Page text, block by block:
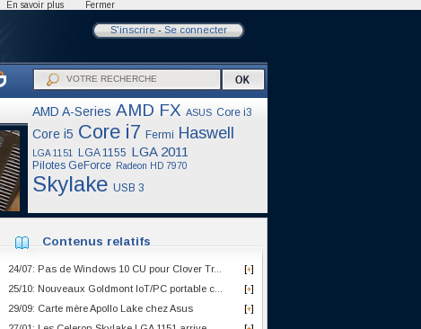
S'inscrire- Se connecter
AMD A-Series AMD FX ASUS Core i3
Core i5 Core i7 Fermi Haswell
LGA 1151 LGA 1155 LGA 2011
Pilotes GeForce Radeon HD 7970
Skylake USB 3
Contenus relatifs
[+]
24/07: Pas de Windows 10 CU pour Clover Tr...
[+]
25/10: Nouveaux Goldmont IoT/PC portable c...
[+]
29/09: Carte mère Apollo Lake chez Asus
En savoir plus Fermer